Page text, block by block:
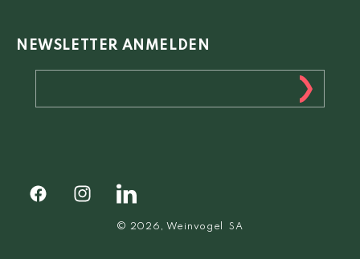
NEWSLETTER ANMELDEN
FacebookInstagramFacebook
© 2026, Weinvogel SA